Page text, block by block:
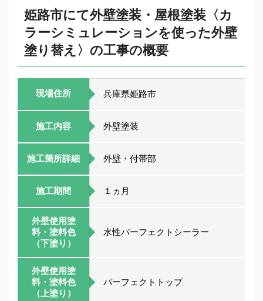
姫路市にて外壁塗装・屋根塗装〈カ
ラーシミュレーションを使った外壁
塗り替え〉の工事の概要
現場住所 兵庫県姫路市
施工内容 外壁塗装
施工箇所詳細 外壁・付帯部
施工期間 １ヵ月
外壁使用塗
料・塗料色
（下塗り）
水性パーフェクトシーラー
外壁使用塗
料・塗料色
（上塗り）
パーフェクトトップ